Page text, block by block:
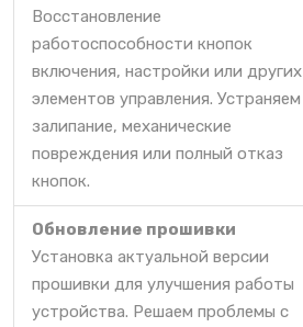
Восстановление
работоспособности кнопок
включения, настройки или других
элементов управления. Устраняем
залипание, механические
повреждения или полный отказ
кнопок.
Обновление прошивки
Установка актуальной версии
прошивки для улучшения работы
устройства. Решаем проблемы с